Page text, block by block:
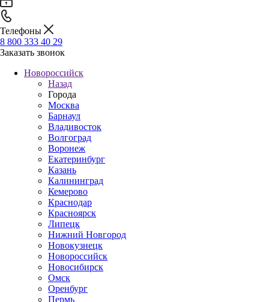
Телефоны
8 800 333 40 29
Заказать звонок
Новороссийск
Назад
Города
Москва
Барнаул
Владивосток
Волгоград
Воронеж
Екатеринбург
Казань
Калининград
Кемерово
Краснодар
Красноярск
Липецк
Нижний Новгород
Новокузнецк
Новороссийск
Новосибирск
Омск
Оренбург
Пермь